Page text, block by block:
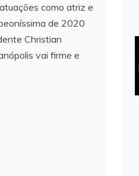
como atriz e
de 2020
Christian
vai firme e